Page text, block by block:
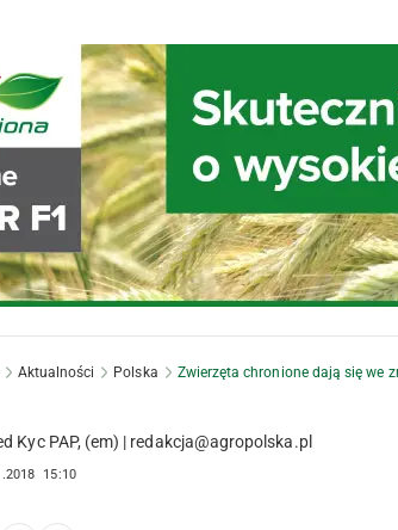
Aktualności Polska Zwierzęta chronione dają się we
Kyc PAP, (em) | redakcja@agropolska.pl
15:10